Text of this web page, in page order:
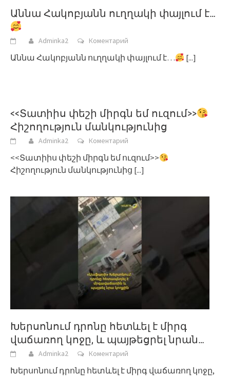
Աննա Հակոբյանն ուղղակի փայլում է…
Adminka2 Коментарий
Աննա Հակոբյանն ուղղակի փայլում է… [...]
<<Տատիիս փեշի միրգն եմ ուզում>>
Հիշողություն մանկությունից
Adminka2 Коментарий
<<Տատիիս փեշի միրգն եմ ուզում>>
Հիշողություն մանկությունից [...]
Խերսոնում դրոնը հետևել է միրգ
վաճառող կոջը, և պայթեցրել նրան…
Adminka2 Коментарий
Խերսոնում դրոնը հետևել է միրգ վաճառող կոջը,